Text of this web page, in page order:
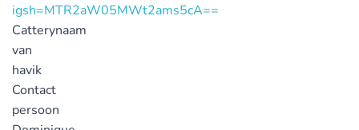
igsh=MTR2aW05MWt2ams5cA==
Catterynaam
van
havik
Contact
persoon